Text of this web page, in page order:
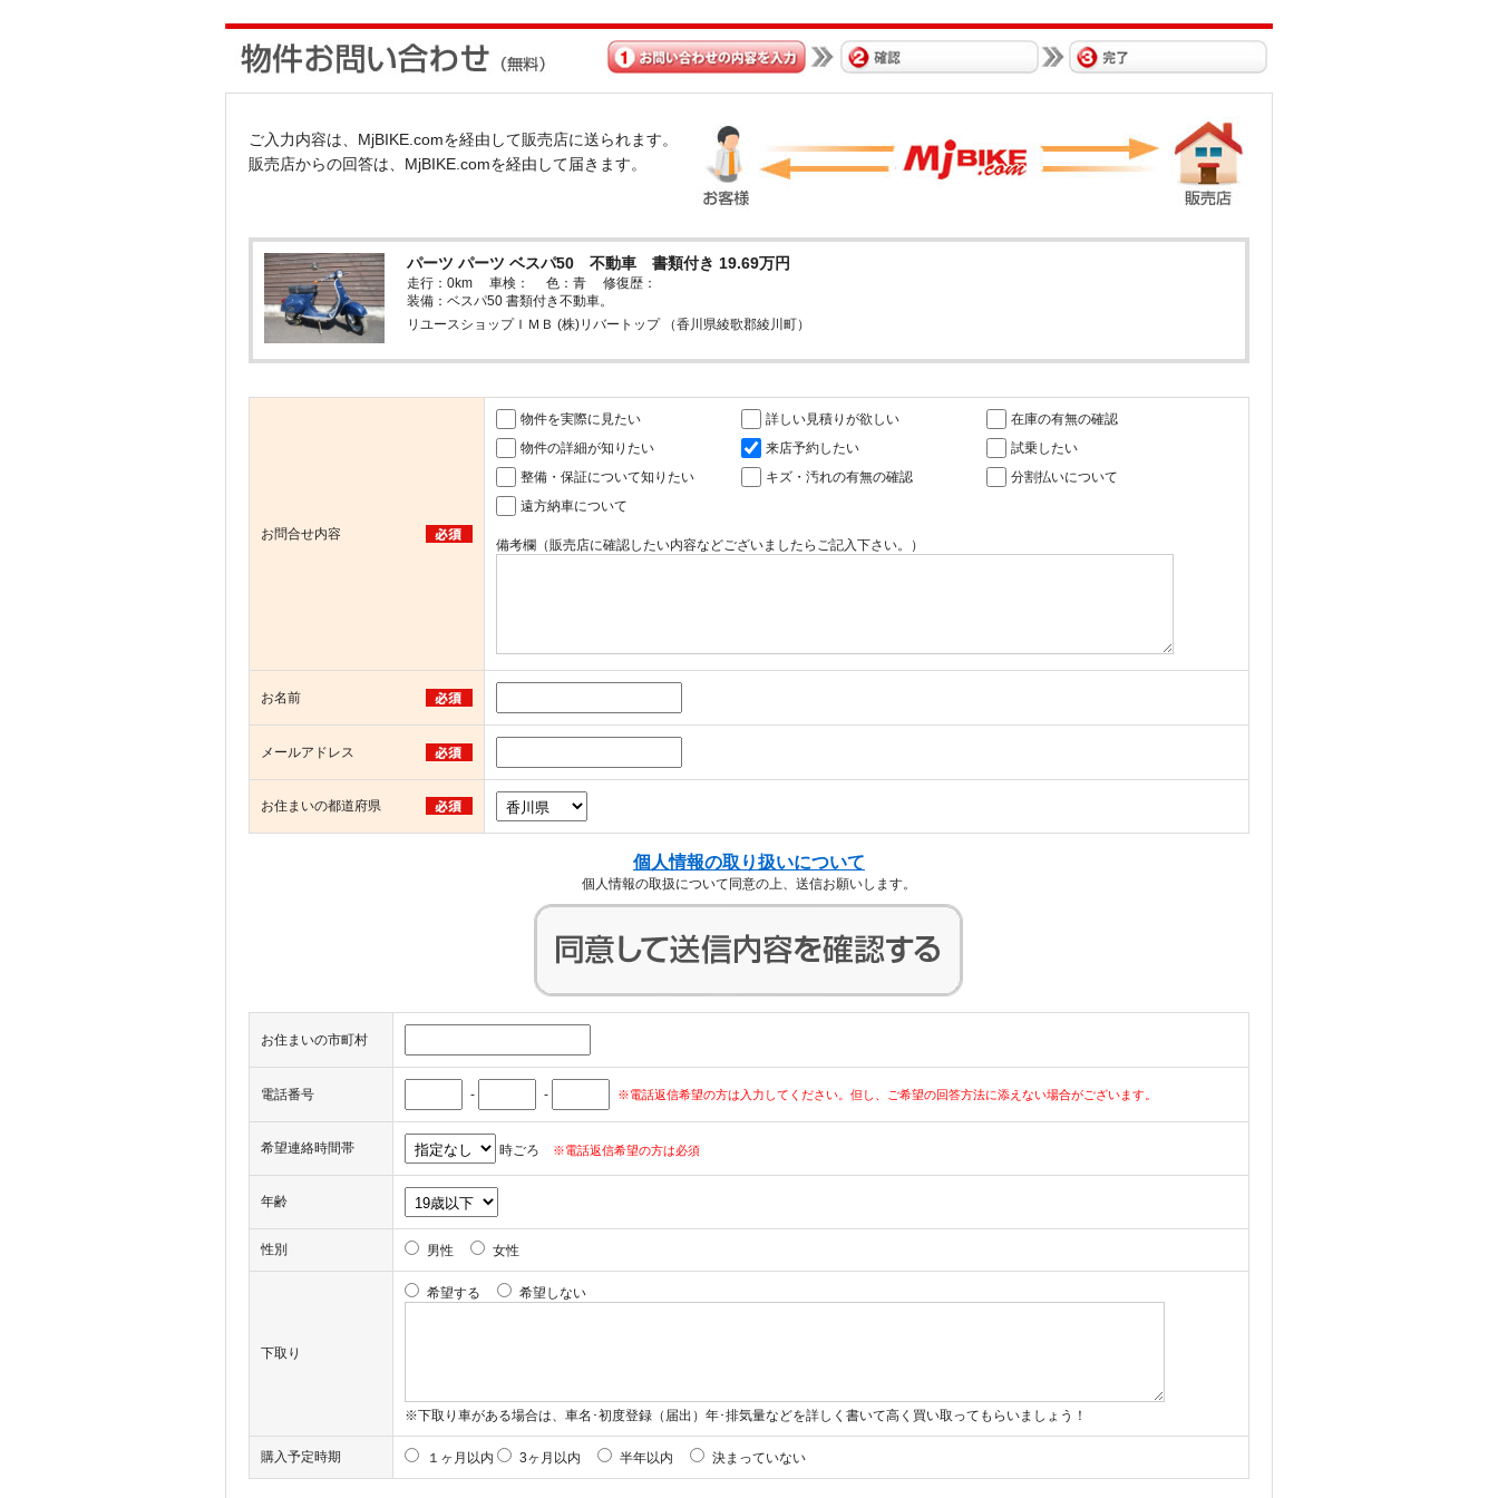
ご入力内容は、MjBIKE.comを経由して販売店に送られます。
販売店からの回答は、MjBIKE.comを経由して届きます。
パーツ パーツ ベスパ50 不動車 書類付き 19.69万円
走行：0km 車検： 色：青 修復歴：
装備：ベスパ50 書類付き不動車。
リユースショップＩＭＢ (株)リバートップ （香川県綾歌郡綾川町）
お問合せ内容
物件を実際に見たい 詳しい見積りが欲しい
在庫の有無の確認
物件の詳細が知りたい
来店予約したい
試乗したい
整備・保証について知りたい
キズ・汚れの有無の確認
分割払いについて
遠方納車について
備考欄（販売店に確認したい内容などございましたらご記入下さい。）
お名前
メールアドレス
お住まいの都道府県
個人情報の取り扱いについて
個人情報の取扱について同意の上、送信お願いします。
お住まいの市町村
電話番号 - - ※電話返信希望の方は入力してください。但し、ご希望の回答方法に添えない場合がございます。
希望連絡時間帯 時ごろ ※電話返信希望の方は必須
年齢
性別 男性 女性
下取り
希望する 希望しない
※下取り車がある場合は、車名･初度登録（届出）年･排気量などを詳しく書いて高く買い取ってもらいましょう！
購入予定時期 １ヶ月以内 3ヶ月以内 半年以内 決まっていない